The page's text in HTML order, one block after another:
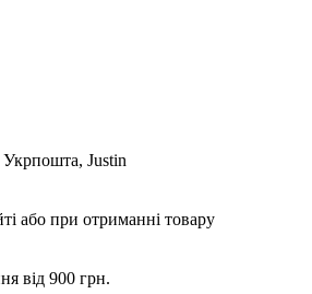
Justin
або при отриманні товару
від 900 грн.